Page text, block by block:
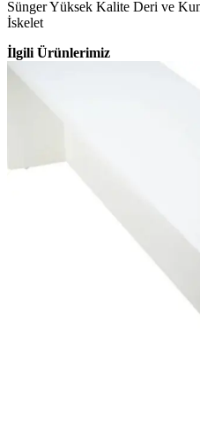
Sünger Yüksek Kalite Deri ve
İskelet
İlgili Ürünlerimiz